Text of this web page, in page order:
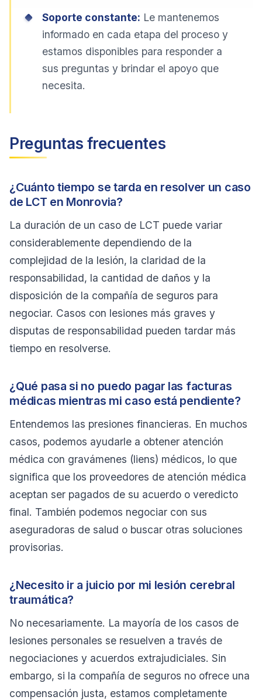
Soporte constante: Le mantenemos
informado en cada etapa del proceso y
estamos disponibles para responder a
sus preguntas y brindar el apoyo que
necesita.
Preguntas frecuentes
¿Cuánto tiempo se tarda en resolver un caso
de LCT en Monrovia?
La duración de un caso de LCT puede variar
considerablemente dependiendo de la
complejidad de la lesión, la claridad de la
responsabilidad, la cantidad de daños y la
disposición de la compañía de seguros para
negociar. Casos con lesiones más graves y
disputas de responsabilidad pueden tardar más
tiempo en resolverse.
¿Qué pasa si no puedo pagar las facturas
médicas mientras mi caso está pendiente?
Entendemos las presiones financieras. En muchos
casos, podemos ayudarle a obtener atención
médica con gravámenes (liens) médicos, lo que
significa que los proveedores de atención médica
aceptan ser pagados de su acuerdo o veredicto
final. También podemos negociar con sus
aseguradoras de salud o buscar otras soluciones
provisorias.
¿Necesito ir a juicio por mi lesión cerebral
traumática?
No necesariamente. La mayoría de los casos de
lesiones personales se resuelven a través de
negociaciones y acuerdos extrajudiciales. Sin
embargo, si la compañía de seguros no ofrece una
compensación justa, estamos completamente